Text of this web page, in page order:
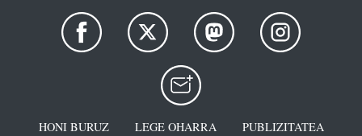
HONI BURUZ LEGE OHARRA
PUBLIZITATEA